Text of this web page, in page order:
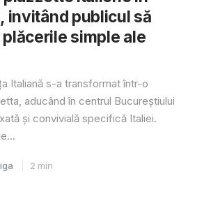
invitând publicul să
simple ale
Italiană s-a transformat într-o
aducând în centrul Bucureștiului
și convivială specifică Italiei.
2 min